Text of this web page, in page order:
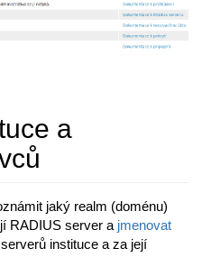
a
jaký realm (doménu)
RADIUS server a jmenovat
instituce a za její